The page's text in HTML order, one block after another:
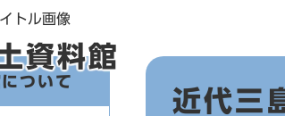
資料館
本
近代三
ついて